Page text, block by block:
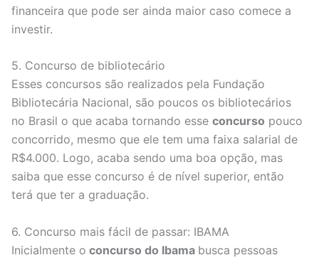
financeira que pode ser ainda maior caso comece a
investir.
5. Concurso de bibliotecário
Esses concursos são realizados pela Fundação
Bibliotecária Nacional, são poucos os bibliotecários
no Brasil o que acaba tornando esse concurso pouco
concorrido, mesmo que ele tem uma faixa salarial de
R$4.000. Logo, acaba sendo uma boa opção, mas
saiba que esse concurso é de nível superior, então
terá que ter a graduação.
6. Concurso mais fácil de passar: IBAMA
Inicialmente o concurso do Ibama busca pessoas